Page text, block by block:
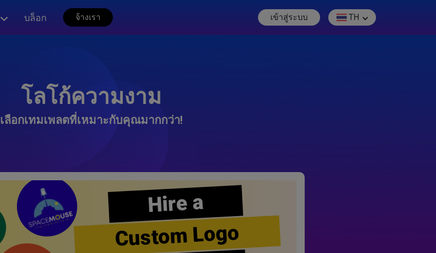
บล็อก จ้างเรา เข้าสู่ระบบ TH
โลโก้ความงาม
เลือกเทมเพลตที่เหมาะกับคุณมากกว่า!
Hire a
Custom Logo